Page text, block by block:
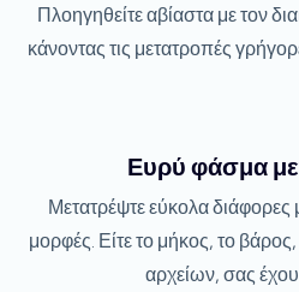
Πλοηγηθείτε αβίαστα με τον
κάνοντας τις μετατροπές
Ευρύ φάσμα
Μετατρέψτε εύκολα διάφορες
μορφές. Είτε το μήκος, το
αρχείων, σας